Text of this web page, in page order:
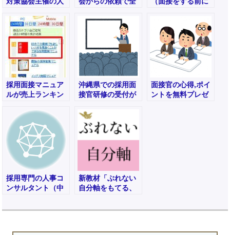
開催されます
ーをおこないま
す。参加可能
採用面接マニュア
ルが売上ランキン
した！！
沖縄県での採用面
接官研修の受付が
参加費無料
面接官の心得,ポイ
ントを無料プレゼ
採用専門の人事コ
ンサルタント（中
新教材「ぶれない
自分軸をもてる、